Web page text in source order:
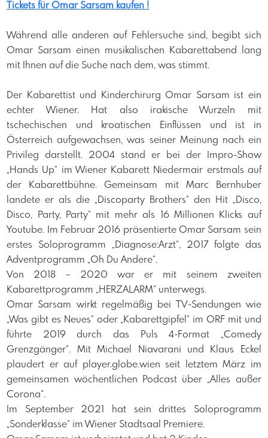
Tickets für Omar Sarsam kaufen !
​Während alle anderen auf Fehlersuche sind, begibt sich
Omar Sarsam einen musikalischen Kabarettabend lang
mit Ihnen auf die Suche nach dem, was stimmt.
Der Kabarettist und Kinderchirurg Omar Sarsam ist ein
echter Wiener. Hat also irakische Wurzeln mit
tschechischen und kroatischen Einflüssen und ist in
Österreich aufgewachsen, was seiner Meinung nach ein
Privileg darstellt. 2004 stand er bei der Impro-Show
„Hands Up“ im Wiener Kabarett Niedermair erstmals auf
der Kabarettbühne. Gemeinsam mit Marc Bernhuber
landete er als die „Discoparty Brothers“ den Hit „Disco,
Disco, Party, Party“ mit mehr als 16 Millionen Klicks auf
Youtube. Im Februar 2016 präsentierte Omar Sarsam sein
erstes Soloprogramm „Diagnose:Arzt“, 2017 folgte das
Adventprogramm „Oh Du Andere“.
Von 2018 – 2020 war er mit seinem zweiten
Kabarettprogramm „HERZALARM“ unterwegs.
Omar Sarsam wirkt regelmäßig bei TV-Sendungen wie
„Was gibt es Neues“ oder „Kabarettgipfel“ im ORF mit und
führte 2019 durch das Puls 4-Format „Comedy
Grenzgänger“. Mit Michael Niavarani und Klaus Eckel
plaudert er auf player.globe.wien seit letztem März im
gemeinsamen wöchentlichen Podcast über „Alles außer
Corona“.
Im September 2021 hat sein drittes Soloprogramm
„Sonderklasse“ im Wiener Stadtsaal Premiere.